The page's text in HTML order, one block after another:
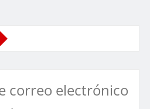
correo electrónico